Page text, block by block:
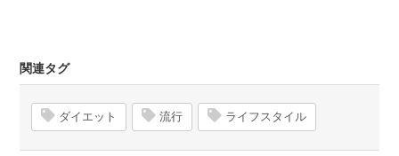
関連タグ
ダイエット 流行 ライフスタイル